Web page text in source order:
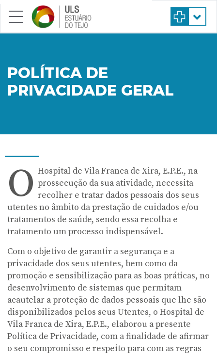
Saltar para conteúdo principal
POLÍTICA DE
PRIVACIDADE GERAL
O Hospital de Vila Franca de Xira, E.P.E., na
prossecução da sua atividade, necessita
recolher e tratar dados pessoais dos seus
utentes no âmbito da prestação de cuidados e/ou
tratamentos de saúde, sendo essa recolha e
tratamento um processo indispensável.
Com o objetivo de garantir a segurança e a
privacidade dos seus utentes, bem como da
promoção e sensibilização para as boas práticas, no
desenvolvimento de sistemas que permitam
acautelar a proteção de dados pessoais que lhe são
disponibilizados pelos seus Utentes, o Hospital de
Vila Franca de Xira, E.P.E., elaborou a presente
Política de Privacidade, com a finalidade de afirmar
o seu compromisso e respeito para com as regras